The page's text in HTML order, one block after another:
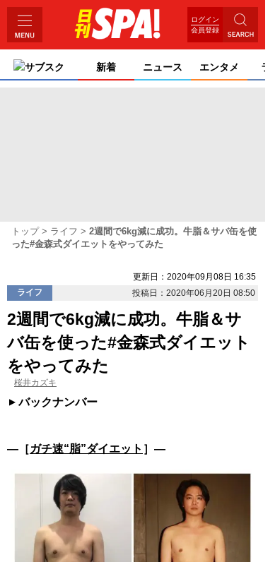
ログイン
会員登録
サブスク 新着 ニュース エンタメ ライ
トップ ライフ
2週間で6kg減に成功。牛脂＆サバ缶を使
った#金森式ダイエットをやってみた
更新日：2020年09月08日 16:35
ライフ
投稿日：2020年06月20日 08:50
2週間で6kg減に成功。牛脂＆サ
バ缶を使った#金森式ダイエット
をやってみた
桜井カズキ
バックナンバー
―［ガチ速“脂”ダイエット ］―